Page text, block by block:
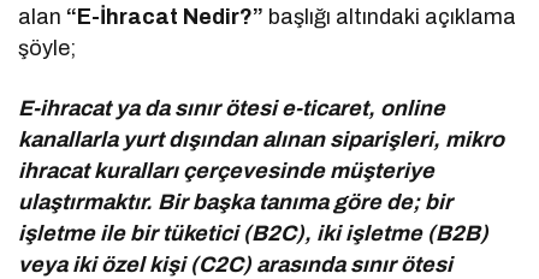
alan “E-İhracat Nedir?” başlığı altındaki açıklama
şöyle;
E-ihracat ya da sınır ötesi e-ticaret, online
kanallarla yurt dışından alınan siparişleri, mikro
ihracat kuralları çerçevesinde müşteriye
ulaştırmaktır. Bir başka tanıma göre de; bir
işletme ile bir tüketici (B2C), iki işletme (B2B)
veya iki özel kişi (C2C) arasında sınır ötesi